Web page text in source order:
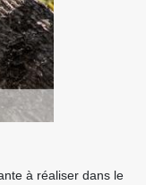
à réaliser dans le